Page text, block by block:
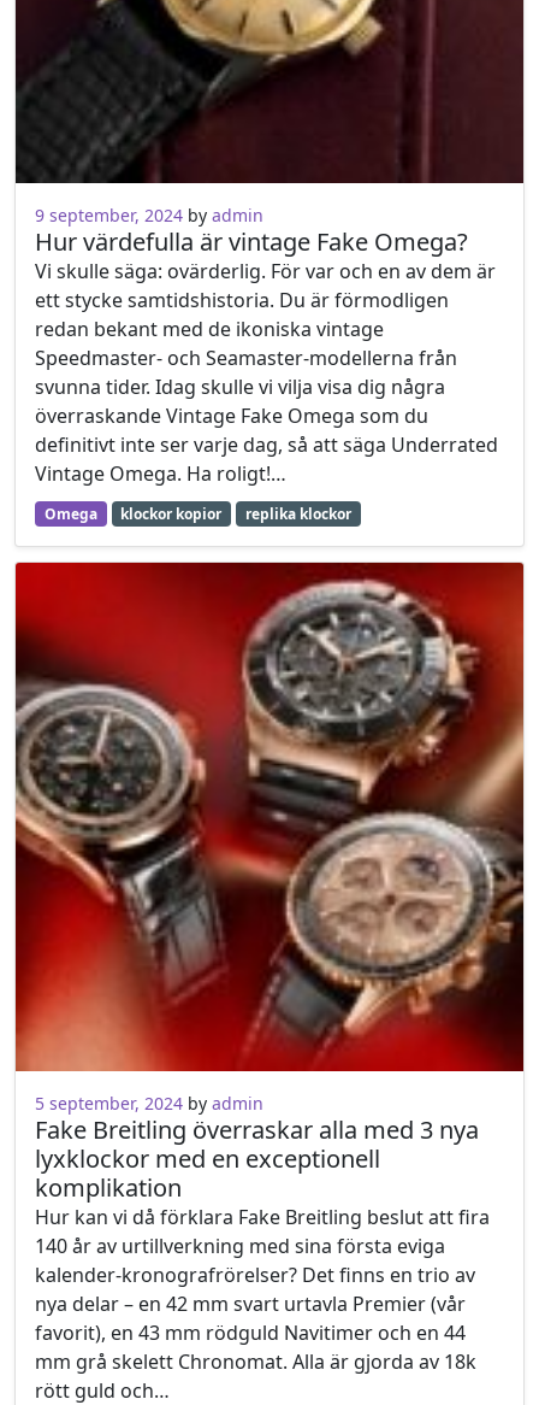
9 september, 2024 by admin
Hur värdefulla är vintage Fake Omega?
Vi skulle säga: ovärderlig. För var och en av dem är
ett stycke samtidshistoria. Du är förmodligen
redan bekant med de ikoniska vintage
Speedmaster- och Seamaster-modellerna från
svunna tider. Idag skulle vi vilja visa dig några
överraskande Vintage Fake Omega som du
definitivt inte ser varje dag, så att säga Underrated
Vintage Omega. Ha roligt!…
Omega klockor kopior replika klockor
5 september, 2024 by admin
Fake Breitling överraskar alla med 3 nya
lyxklockor med en exceptionell
komplikation
Hur kan vi då förklara Fake Breitling beslut att fira
140 år av urtillverkning med sina första eviga
kalender-kronografrörelser? Det finns en trio av
nya delar – en 42 mm svart urtavla Premier (vår
favorit), en 43 mm rödguld Navitimer och en 44
mm grå skelett Chronomat. Alla är gjorda av 18k
rött guld och…